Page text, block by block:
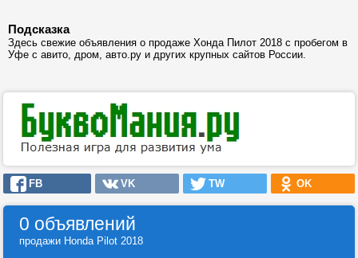
Подсказка
Здесь свежие объявления о продаже Хонда Пилот 2018 с пробегом в
Уфе с авито, дром, авто.ру и других крупных сайтов России.
FB VK TW OK
0 объявлений
продажи Honda Pilot 2018